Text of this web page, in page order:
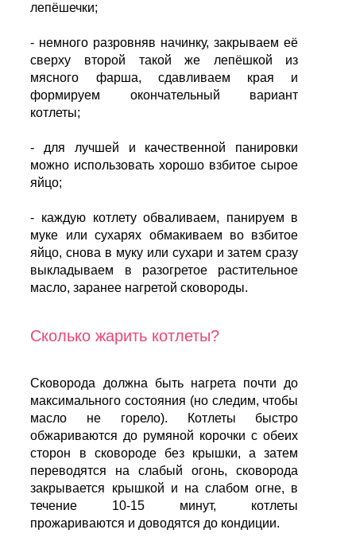
лепёшечки;
- немного разровняв начинку, закрываем её
сверху второй такой же лепёшкой из
мясного фарша, сдавливаем края и
формируем окончательный вариант
котлеты;
- для лучшей и качественной панировки
можно использовать хорошо взбитое сырое
яйцо;
- каждую котлету обваливаем, панируем в
муке или сухарях обмакиваем во взбитое
яйцо, снова в муку или сухари и затем сразу
выкладываем в разогретое растительное
масло, заранее нагретой сковороды.
Сколько жарить котлеты?
Сковорода должна быть нагрета почти до
максимального состояния (но следим, чтобы
масло не горело). Котлеты быстро
обжариваются до румяной корочки с обеих
сторон в сковороде без крышки, а затем
переводятся на слабый огонь, сковорода
закрывается крышкой и на слабом огне, в
течение 10-15 минут, котлеты
прожариваются и доводятся до кондиции.